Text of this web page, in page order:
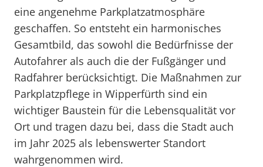
eine angenehme Parkplatzatmosphäre
geschaffen. So entsteht ein harmonisches
Gesamtbild, das sowohl die Bedürfnisse der
Autofahrer als auch die der Fußgänger und
Radfahrer berücksichtigt. Die Maßnahmen zur
Parkplatzpflege in Wipperfürth sind ein
wichtiger Baustein für die Lebensqualität vor
Ort und tragen dazu bei, dass die Stadt auch
im Jahr 2025 als lebenswerter Standort
wahrgenommen wird.